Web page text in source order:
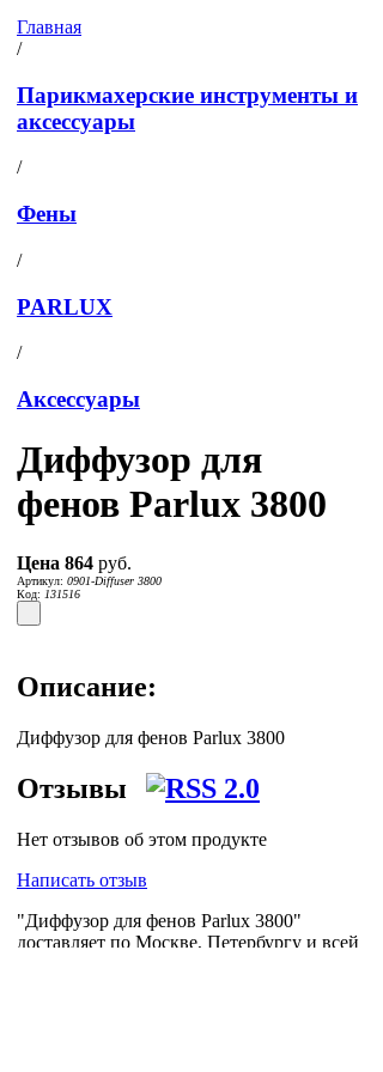
Главная
/
Парикмахерские инструменты и
аксессуары
/
Фены
/
PARLUX
/
Аксессуары
Диффузор для
фенов Parlux 3800
Цена 864 руб.
Артикул: 0901-Diffuser 3800
Код: 131516
Описание:
Диффузор для фенов Parlux 3800
Отзывы
Нет отзывов об этом продукте
Написать отзыв
"Диффузор для фенов Parlux 3800"
доставляет по Москве, Петербургу и всей